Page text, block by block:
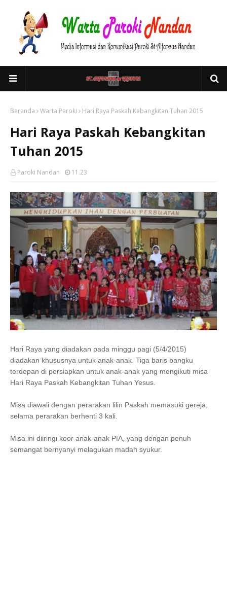
Beranda Warta Paroki Hari Raya Paskah Kebangkitan Tuhan 2015
Hari Raya Paskah Kebangkitan
Tuhan 2015
Paroki Nandan 11.23
Hari Raya yang diadakan pada minggu pagi (5/4/2015)
diadakan khususnya untuk anak-anak. Tiga baris bangku
terdepan di persiapkan untuk anak-anak yang mengikuti misa
Hari Raya Paskah Kebangkitan Tuhan Yesus.
Misa diawali dengan perarakan lilin Paskah memasuki gereja,
selama perarakan berhenti 3 kali.
Misa ini diiringi koor anak-anak PIA, yang dengan penuh
semangat bernyanyi melagukan madah syukur.